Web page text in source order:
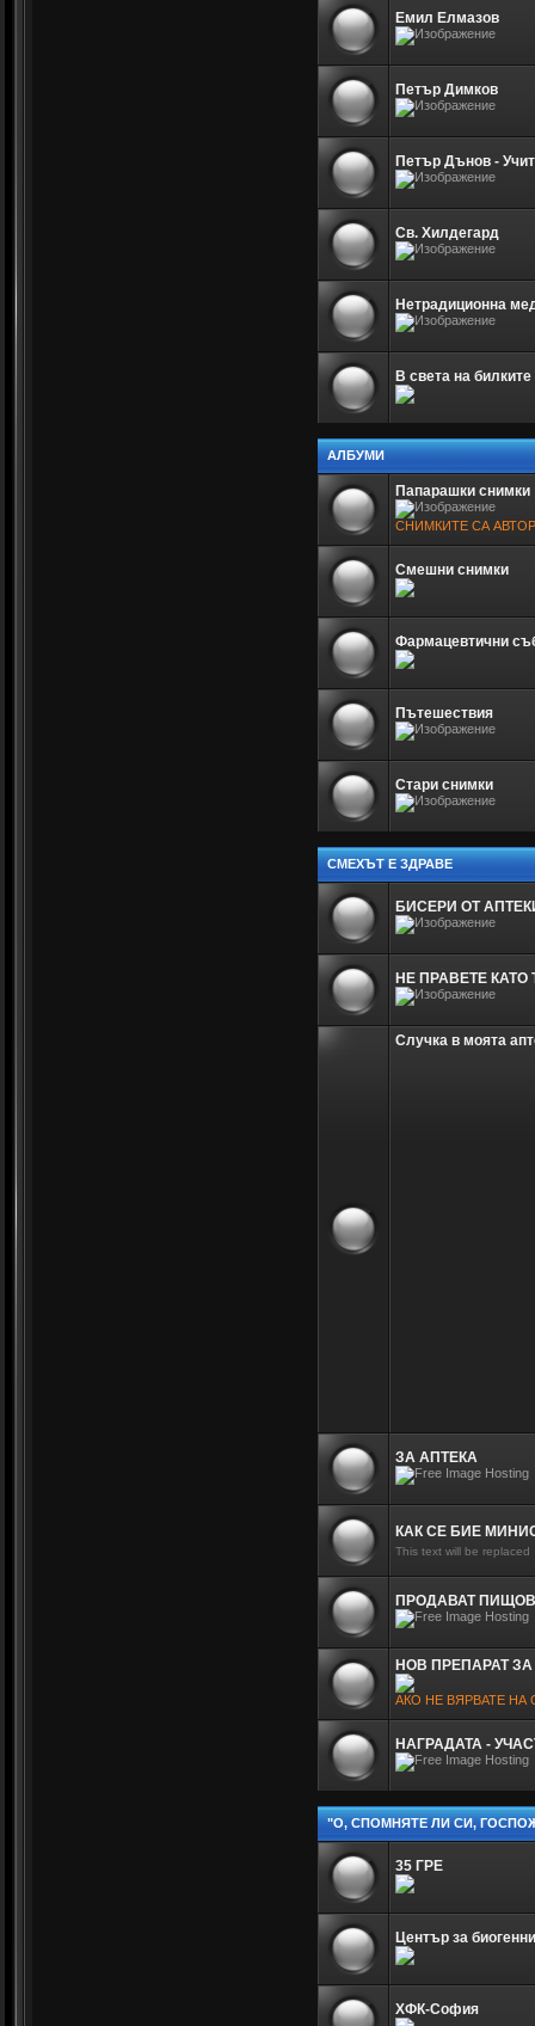
Емил Елмазов
Петър Димков
Петър Дънов -
Св. Хилдегард
Нетрадиционна
В света на билките
АЛБУМИ
Папарашки снимки
СНИМКИТЕ СА
Смешни снимки
Фармацевтични
Пътешествия
Стари снимки
СМЕХЪТ Е ЗДРАВЕ
БИСЕРИ ОТ
НЕ ПРАВЕТЕ КАТО
Случка в моята
ЗА АПТЕКА
КАК СЕ БИЕ
This text will be replaced
ПРОДАВАТ
НОВ ПРЕПАРАТ
АКО НЕ ВЯРВАТЕ НА
НАГРАДАТА -
"О, СПОМНЯТЕ ЛИ СИ,
35 ГРЕ
Център за
ХФК-София